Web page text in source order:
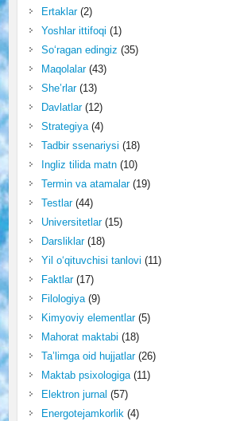
Ertaklar(2)
Yoshlar ittifoqi (1)
So‘ragan edingiz (35)
Maqolalar(43)
She’rlar(13)
Davlatlar(12)
Strategiya(4)
Tadbir ssenariysi (18)
Ingliz tilida matn(10)
Termin va atamalar(19)
Testlar(44)
Universitetlar(15)
Darsliklar(18)
Yil o‘qituvchisi tanlovi (11)
Faktlar(17)
Filologiya(9)
Kimyoviy elementlar(5)
Mahorat maktabi (18)
Ta’limga oid hujjatlar(26)
Maktab psixologiga(11)
Elektron jurnal (57)
Energotejamkorlik(4)